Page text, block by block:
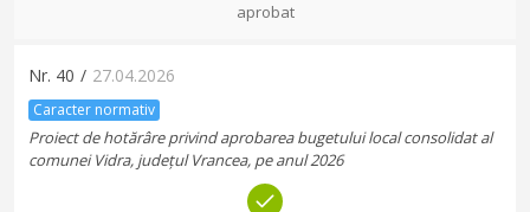
aprobat
Nr. 40 / 27.04.2026
Caracter normativ
Proiect de hotărâre privind aprobarea bugetului local consolidat al
comunei Vidra, județul Vrancea, pe anul 2026